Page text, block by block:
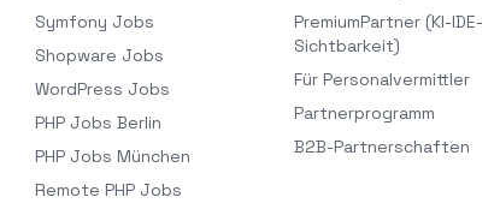
Symfony Jobs
Shopware Jobs
WordPress Jobs
PHP Jobs Berlin
PHP Jobs München
Remote PHP Jobs
PremiumPartner (KI-IDE-
Sichtbarkeit)
Für Personalvermittler
Partnerprogramm
B2B-Partnerschaften